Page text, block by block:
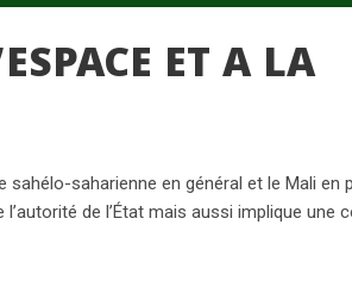
ET A LA
saharienne en général et le Mali en
de l’État mais aussi implique une